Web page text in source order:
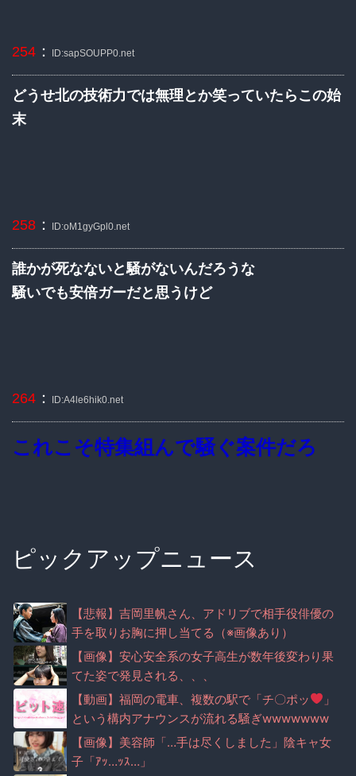
254 ： ID:sapSOUPP0.net
どうせ北の技術力では無理とか笑っていたらこの始
末
258 ： ID:oM1gyGpl0.net
誰かが死なないと騒がないんだろうな
騒いでも安倍ガーだと思うけど
264 ： ID:A4le6hik0.net
これこそ特集組んで騒ぐ案件だろ
ピックアップニュース
【悲報】吉岡里帆さん、アドリブで相手役俳優の
手を取りお胸に押し当てる（※画像あり）
【画像】安心安全系の女子高生が数年後変わり果
てた姿で発見される、、、
【動画】福岡の電車、複数の駅で「チ〇ポッ
」
という構内アナウンスが流れる騒ぎwwwwwww
ww
【画像】美容師「…手は尽くしました」陰キャ女
子「ｱｯ…ｯｽ…」